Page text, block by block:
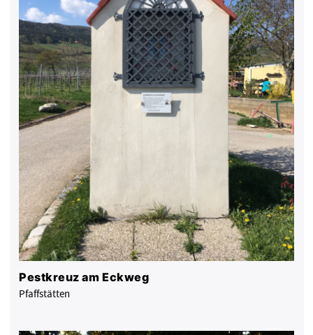
Pestkreuz am Eckweg
Pfaffstätten